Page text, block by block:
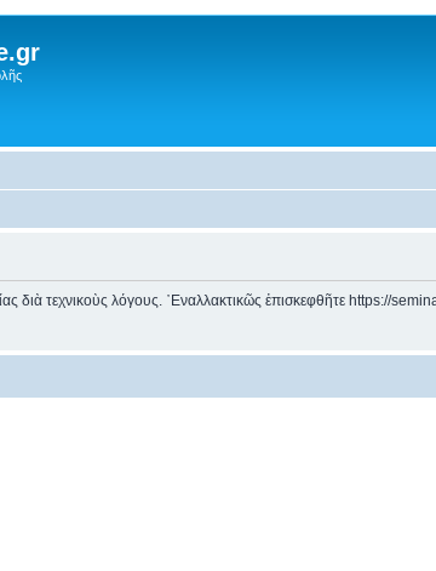
διὰ τεχνικοὺς λόγους. ᾿Εναλλακτικῶς ἐπισκεφθῆτε